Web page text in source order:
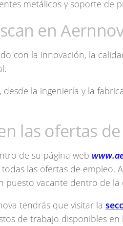
metálicos y soporte de
en
con la innovación, la
la ingeniería y la
las ofertas
de su página web
las ofertas de empleo.
puesto vacante dentro de la
tendrás que visitar la
de trabajo disponibles en